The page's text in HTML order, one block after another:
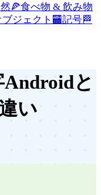
🍕食べ物 & 飲み物
ブジェクト 🏧記号🏁
Androidと
い